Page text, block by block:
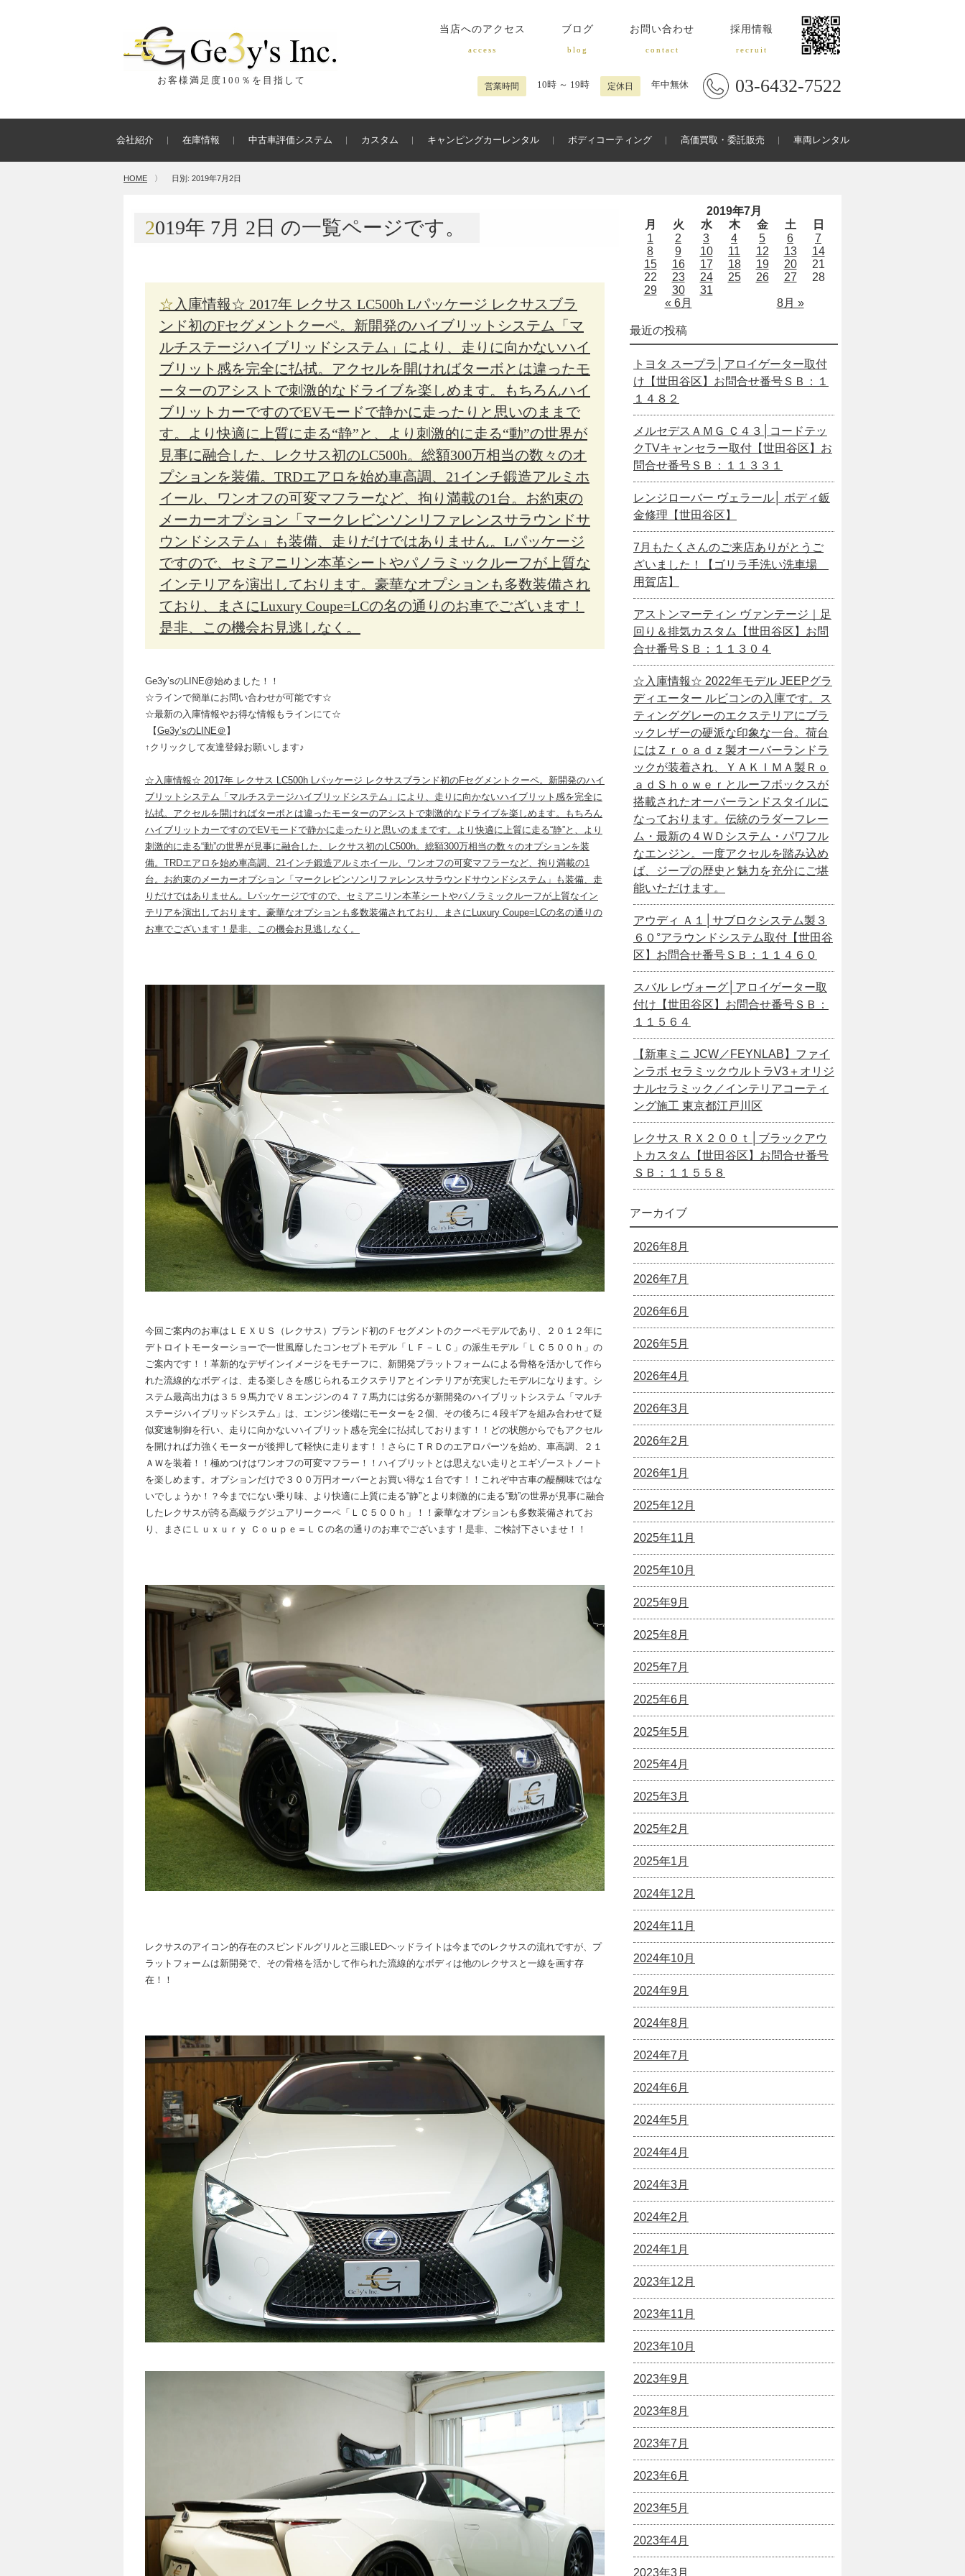
お客様満足度100％を目指して
当店へのアクセス
access
ブログ
blog
お問い合わせ
contact
採用情報
recruit
営業時間 10時 ～ 19時 定休日 年中無休 03-6432-7522
会社紹介 在庫情報 中古車評価システム カスタム キャンピングカーレンタル ボディコーティング 高価買取・委託販売 車両レンタル
HOME 〉 日別: 2019年7月2日
2019年 7月 2日 の一覧ページです。
☆入庫情報☆ 2017年 レクサス LC500h Lパッケージ レクサスブラ
ンド初のFセグメントクーペ。新開発のハイブリットシステム「マ
ルチステージハイブリッドシステム」により、走りに向かないハイ
ブリット感を完全に払拭。アクセルを開ければターボとは違ったモ
ーターのアシストで刺激的なドライブを楽しめます。もちろんハイ
ブリットカーですのでEVモードで静かに走ったりと思いのままで
す。より快適に上質に走る“静”と、より刺激的に走る“動”の世界が
見事に融合した、レクサス初のLC500h。総額300万相当の数々のオ
プションを装備。TRDエアロを始め車高調、21インチ鍛造アルミホ
イール、ワンオフの可変マフラーなど、拘り満載の1台。お約束の
メーカーオプション「マークレビンソンリファレンスサラウンドサ
ウンドシステム」も装備、走りだけではありません。Lパッケージ
ですので、セミアニリン本革シートやパノラミックルーフが上質な
インテリアを演出しております。豪華なオプションも多数装備され
ており、まさにLuxury Coupe=LCの名の通りのお車でございます！
是非、この機会お見逃しなく。
Ge3y’sのLINE@始めました！！
☆ラインで簡単にお問い合わせが可能です☆
☆最新の入庫情報やお得な情報もラインにて☆
【Ge3y’sのLINE＠ 】
↑ クリックして友達登録お願いします♪
☆入庫情報☆ 2017年 レクサス LC500h Lパッケージ レクサスブランド初のFセグメントクーペ。新開発のハイ
ブリットシステム「マルチステージハイブリッドシステム」により、走りに向かないハイブリット感を完全に
払拭。アクセルを開ければターボとは違ったモーターのアシストで刺激的なドライブを楽しめます。もちろん
ハイブリットカーですのでEVモードで静かに走ったりと思いのままです。より快適に上質に走る“静”と、より
刺激的に走る“動”の世界が見事に融合した、レクサス初のLC500h。総額300万相当の数々のオプションを装
備。TRDエアロを始め車高調、21インチ鍛造アルミホイール、ワンオフの可変マフラーなど、拘り満載の1
台。お約束のメーカーオプション「マークレビンソンリファレンスサラウンドサウンドシステム」も装備、走
りだけではありません。Lパッケージですので、セミアニリン本革シートやパノラミックルーフが上質なイン
テリアを演出しております。豪華なオプションも多数装備されており、まさにLuxury Coupe=LCの名の通りの
お車でございます！是非、この機会お見逃しなく。
今回ご案内のお車はＬＥＸＵＳ（レクサス）ブランド初のＦセグメントのクーペモデルであり、２０１２年に
デトロイトモーターショーで一世風靡したコンセプトモデル「ＬＦ－ＬＣ」の派生モデル「ＬＣ５００ｈ」の
ご案内です！！革新的なデザインイメージをモチーフに、新開発プラットフォームによる骨格を活かして作ら
れた流線的なボディは、走る楽しさを感じられるエクステリアとインテリアが充実したモデルになります。シ
ステム最高出力は３５９馬力でＶ８エンジンの４７７馬力には劣るが新開発のハイブリットシステム「マルチ
ステージハイブリッドシステム」は、エンジン後端にモーターを２個、その後ろに４段ギアを組み合わせて疑
似変速制御を行い、走りに向かないハイブリット感を完全に払拭しております！！どの状態からでもアクセル
を開ければ力強くモーターが後押して軽快に走ります！！さらにＴＲＤのエアロパーツを始め、車高調、２１
ＡＷを装着！！極めつけはワンオフの可変マフラー！！ハイブリットとは思えない走りとエギゾーストノート
を楽しめます。オプションだけで３００万円オーバーとお買い得な１台です！！これぞ中古車の醍醐味ではな
いでしょうか！？今までにない乗り味、より快適に上質に走る“静”とより刺激的に走る“動”の世界が見事に融合
したレクサスが誇る高級ラグジュアリークーペ「ＬＣ５００ｈ」！！豪華なオプションも多数装備されてお
り、まさにＬｕｘｕｒｙ Ｃｏｕｐｅ＝ＬＣの名の通りのお車でございます！是非、ご検討下さいませ！！
レクサスのアイコン的存在のスピンドルグリルと三眼LEDヘッドライトは今までのレクサスの流れですが、プ
ラットフォームは新開発で、その骨格を活かして作られた流線的なボディは他のレクサスと一線を画す存
在！！
2019年7月
月
火 水 木 金 土 日
« 6月 8月 »
1 2 3 4 5 6
7
8
9 10 11 12 13
14
15
16 17 18 19 20
21
22
23 24 25 26 27
28
29
30 31
最近の投稿
トヨタ スープラ│アロイゲーター取付
け【世田谷区】お問合せ番号ＳＢ：１
１４８２
メルセデスＡＭＧ Ｃ４３│コードテッ
クTVキャンセラー取付【世田谷区】お
問合せ番号ＳＢ：１１３３１
レンジローバー ヴェラール│ ボディ鈑
金修理【世田谷区】
7月もたくさんのご来店ありがとうご
ざいました！【ゴリラ手洗い洗車場
用賀店】
アストンマーティン ヴァンテージ｜足
回り＆排気カスタム【世田谷区】お問
合せ番号ＳＢ：１１３０４
☆入庫情報☆ 2022年モデル JEEPグラ
ディエーター ルビコンの入庫です。ス
ティンググレーのエクステリアにブラ
ックレザーの硬派な印象な一台。荷台
にはＺｒｏａｄｚ製オーバーランドラ
ックが装着され、ＹＡＫＩＭＡ製Ｒｏ
ａｄＳｈｏｗｅｒとルーフボックスが
搭載されたオーバーランドスタイルに
なっております。伝統のラダーフレー
ム・最新の４ＷＤシステム・パワフル
なエンジン。一度アクセルを踏み込め
ば、ジープの歴史と魅力を充分にご堪
能いただけます。
アウディ Ａ１│サブロクシステム製３
６０°アラウンドシステム取付【世田谷
区】お問合せ番号ＳＢ：１１４６０
スバル レヴォーグ│アロイゲーター取
付け【世田谷区】お問合せ番号ＳＢ：
１１５６４
【新車ミニ JCW／FEYNLAB】ファイ
ンラボ セラミックウルトラV3＋オリジ
ナルセラミック／インテリアコーティ
ング施工 東京都江戸川区
レクサス ＲＸ２００ｔ│ブラックアウ
トカスタム【世田谷区】お問合せ番号
ＳＢ：１１５５８
アーカイブ
2026年8月
2026年7月
2026年6月
2026年5月
2026年4月
2026年3月
2026年2月
2026年1月
2025年12月
2025年11月
2025年10月
2025年9月
2025年8月
2025年7月
2025年6月
2025年5月
2025年4月
2025年3月
2025年2月
2025年1月
2024年12月
2024年11月
2024年10月
2024年9月
2024年8月
2024年7月
2024年6月
2024年5月
2024年4月
2024年3月
2024年2月
2024年1月
2023年12月
2023年11月
2023年10月
2023年9月
2023年8月
2023年7月
2023年6月
2023年5月
2023年4月
2023年3月